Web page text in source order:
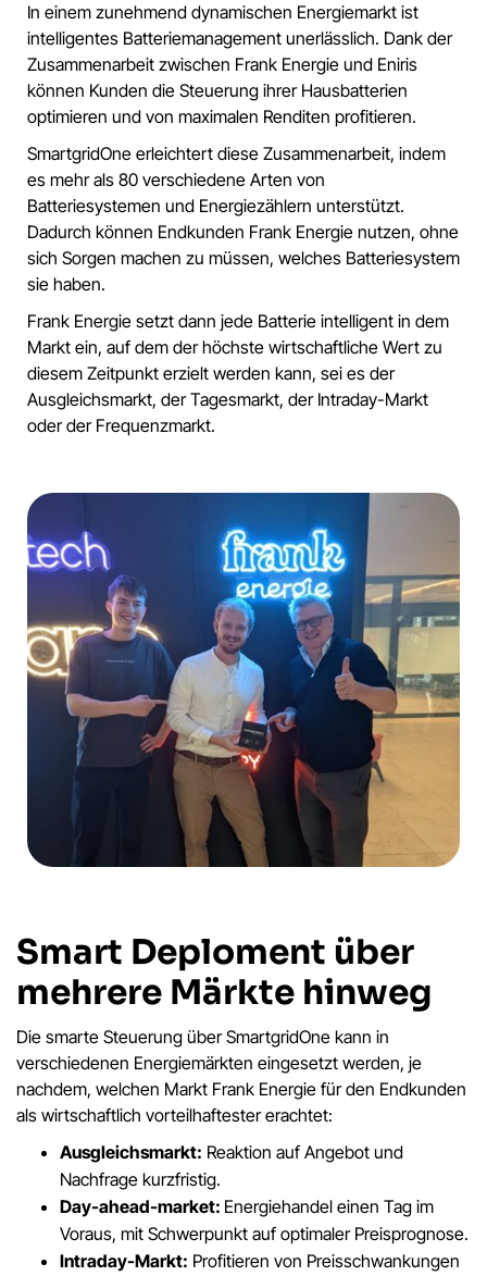
In einem zunehmend dynamischen Energiemarkt ist
intelligentes Batteriemanagement unerlässlich. Dank der
Zusammenarbeit zwischen Frank Energie und Eniris
können Kunden die Steuerung ihrer Hausbatterien
optimieren und von maximalen Renditen profitieren.
SmartgridOne erleichtert diese Zusammenarbeit, indem
es mehr als 80 verschiedene Arten von
Batteriesystemen und Energiezählern unterstützt.
Dadurch können Endkunden Frank Energie nutzen, ohne
sich Sorgen machen zu müssen, welches Batteriesystem
sie haben.
Frank Energie setzt dann jede Batterie intelligent in dem
Markt ein, auf dem der höchste wirtschaftliche Wert zu
diesem Zeitpunkt erzielt werden kann, sei es der
Ausgleichsmarkt, der Tagesmarkt, der Intraday-Markt
oder der Frequenzmarkt.
Smart Deploment über
mehrere Märkte hinweg
Die smarte Steuerung über SmartgridOne kann in
verschiedenen Energiemärkten eingesetzt werden, je
nachdem, welchen Markt Frank Energie für den Endkunden
als wirtschaftlich vorteilhaftester erachtet:
Ausgleichsmarkt: Reaktion auf Angebot und
Nachfrage kurzfristig.
Day-ahead-market: Energiehandel einen Tag im
Voraus, mit Schwerpunkt auf optimaler Preisprognose.
Intraday-Markt: Profitieren von Preisschwankungen